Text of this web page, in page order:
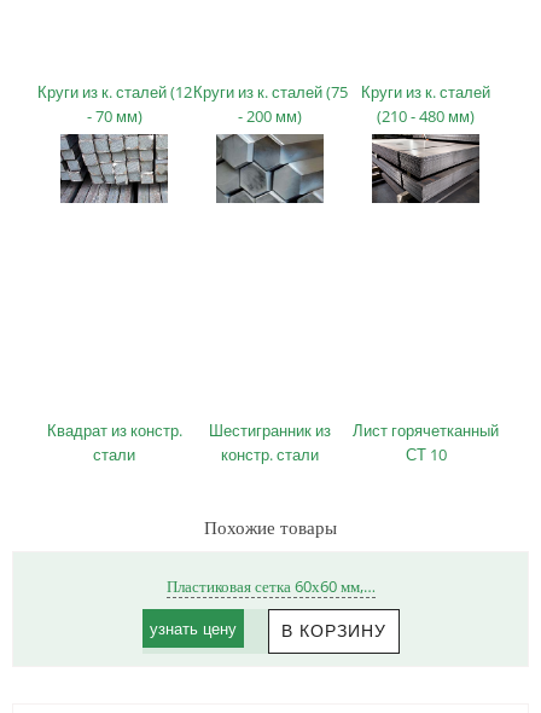
Круги из к. сталей (12
- 70 мм)
Круги из к. сталей (75
- 200 мм)
Круги из к. сталей
(210 - 480 мм)
Квадрат из констр.
стали
Шестигранник из
констр. стали
Лист горячетканный
СТ 10
Похожие товары
Пластиковая сетка 60х60 мм,…
узнать цену